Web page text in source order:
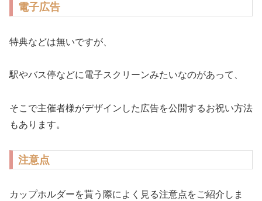
電子広告
特典などは無いですが、
駅やバス停などに電子スクリーンみたいなのがあって、
そこで主催者様がデザインした広告を公開するお祝い方法
もあります。
注意点
カップホルダーを貰う際によく見る注意点をご紹介しま